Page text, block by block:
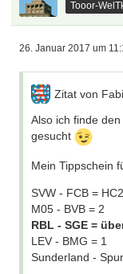
Tooor-
26. Januar 2017 um
Zitat von
Also ich finde
gesucht
Mein Tippschein
SVW - FCB = HC2
M05 - BVB = 2
RBL - SGE =
LEV - BMG = 1
Sunderland -